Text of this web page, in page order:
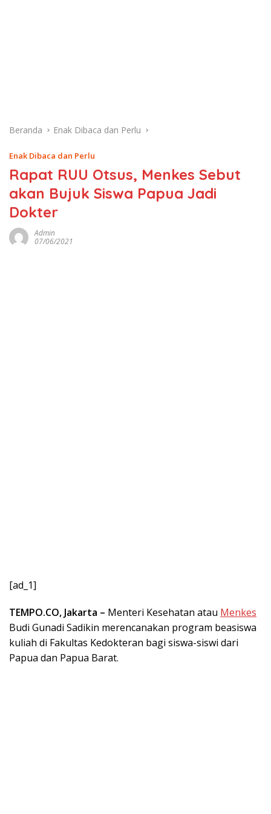
Beranda Enak Dibaca dan Perlu
Enak Dibaca dan Perlu
Rapat RUU Otsus, Menkes Sebut
akan Bujuk Siswa Papua Jadi
Dokter
Admin
07/06/2021
[ad_1]
TEMPO.CO, Jakarta – Menteri Kesehatan atau Menkes
Budi Gunadi Sadikin merencanakan program beasiswa
kuliah di Fakultas Kedokteran bagi siswa-siswi dari
Papua dan Papua Barat.